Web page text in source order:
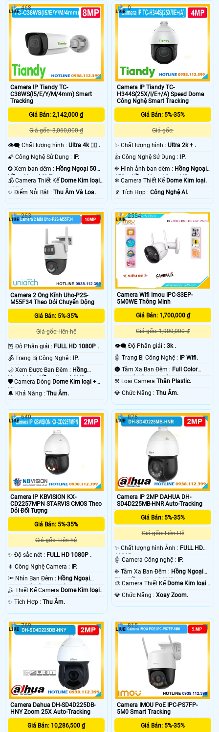
Camera IP Tiandy TC-
C38WS(I5/E/Y/M/4mm) Smart
Tracking
Giá Bán: 2,142,000 ₫
Giá gốc: 3,060,000 ₫
👁️‍🗨 Chất lượng hình : Ultra 4k 👍🏾 .
🌠 Công Nghệ Sử Dụng :
IP.
✪ Xem ban đêm : Hồng Ngoại 50m
Hồng Ngoại SMD.
🕉️ Camera Thiết Kế Dome Kim loại
+ Nhựa.
️✨ Điểm Nỗi Bật : Thu Âm Và Loa.
468
Camera IP Tiandy TC-
H344S(25X/I/E+/A) Speed Dome
Công Nghệ Smart Tracking
Giá Bán: 5%-35%
Giá gốc:
✨ Chất lượng hình :Ultra 2k + .
👍 Công Nghệ Sử Dụng :
IP.
❈ Hình ảnh ban đêm : Hồng Ngoại
150m Hồng Ngoại Smart IR.
❄ Camera Thiết Kế Dome Kim loại.
️📡 Tích Hợp :Công Nghệ AI.
0
Camera 2 Ống Kính Uho-P2S-
M55F34 Theo Dỏi Chuyển Dộng
Giá Bán: 5%-35%
Giá gốc: liên hệ
🦉 Độ Phân giải : FULL HD 1080P .
🕉️ Trang Bị Công Nghệ :
IP.
🌙 Xem Được Ban Đêm : Hồng
Ngoại 10m Hồng Ngoại SMD.
🛡 Camera Dòng Dome Kim loại +
Nhựa.
️🔔 Khả Năng : Thu Âm.
263
Camera Wifi Imou IPC-S3EP-
5M0WE Thông Minh
Giá Bán: 1,700,000 ₫
Giá gốc: 1,900,000 ₫
👁️‍🗨 Độ Phân giải :3k .
🤖️ Trang Bị Công Nghệ :
IP Wifi.
🌚 Tầm Xa Ban Đêm : Full Color
30m Có Màu Ban Ðêm.
⚒ Loại CameraThân Plastic.
️💎 Chức Năng :Thu Âm.
2554
Camera IP KBVISION KX-
CD2257MPN STARVIS CMOS Theo
Dỏi Đối Tượng
Giá Bán: 5%-35%
Giá gốc: Liên hệ
✨ Độ sắc nét : FULL HD 1080P .
⚜️ Công Nghệ Camera : IP.
🔦 Nhìn Ban Đêm : Hồng Ngoại
100m Có Màu Ban Ðêm.
🤹 Thiết Kế Camera Dome Kim loại
+ Nhựa.
️✨ Tích Hợp : Thu Âm.
640
Camera IP 2MP DAHUA DH-
SD4D225MB-HNR Auto-Tracking
Giá Bán: 5%-35%
Giá gốc: Liên Hệ
✨ Chất lượng hình Ảnh : FULL HD
1080P .
🤖️ Camera Công nghệ : IP.
❈ Tầm Xa Ban Đêm : Hồng Ngoại
50m Hồng Ngoại SMD.
🎨 Camera Thiết Kế Dome Kim loại
+ Nhựa.
️💎 Chức Năng :Xoay Zoom.
876
Camera Dahua DH-SD4D225DB-
HNY Zoom 25X Auto-Tracking
Giá Bán: 10,286,500 ₫
769
Camera IMOU PoE IPC-PS7FP-
5M0 Smart Tracking
Giá Bán: 5%-35%
815